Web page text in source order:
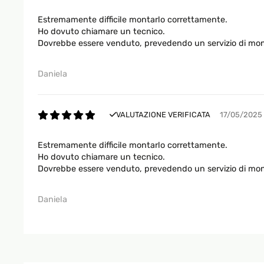
Estremamente difficile montarlo correttamente.
Ho dovuto chiamare un tecnico.
Dovrebbe essere venduto, prevedendo un servizio di
Daniela
VALUTAZIONE VERIFICATA 17/05/2025
Estremamente difficile montarlo correttamente.
Ho dovuto chiamare un tecnico.
Dovrebbe essere venduto, prevedendo un servizio di
Daniela